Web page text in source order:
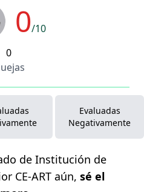
0/10
0
Evaluadas
Negativamente
de Institución de
CE-ART aún, sé el